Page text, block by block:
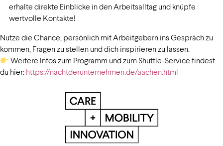
erhalte direkte Einblicke in den Arbeitsalltag und knüpfe
wertvolle Kontakte!
Nutze die Chance, persönlich mit Arbeitgebern ins Gespräch zu
kommen, Fragen zu stellen und dich inspirieren zu lassen.
Weitere Infos zum Programm und zum Shuttle-Service findest
du hier: https://nachtderunternehmen.de/aachen.html